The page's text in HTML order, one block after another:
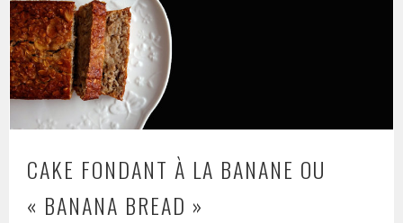
CAKE FONDANT À LA BANANE OU
« BANANA BREAD »